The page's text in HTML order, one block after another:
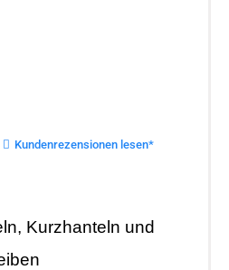
Kundenrezensionen lesen*
Kurzhanteln und